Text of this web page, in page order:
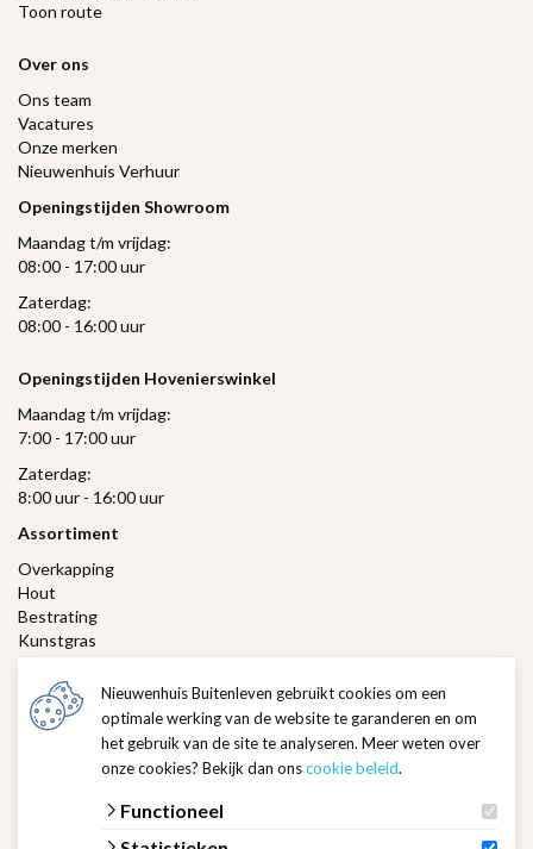
Toon route
Over ons
Ons team
Vacatures
Onze merken
Nieuwenhuis Verhuur
Openingstijden Showroom
Maandag t/m vrijdag:
08:00 - 17:00 uur
Zaterdag:
08:00 - 16:00 uur
Openingstijden Hovenierswinkel
Maandag t/m vrijdag:
7:00 - 17:00 uur
Zaterdag:
8:00 uur - 16:00 uur
Assortiment
Overkapping
Hout
Bestrating
Kunstgras
Verlichting
Hovenierswinkel
Klantenservice
Ik zoek een hovenier
Nieuwenhuis Buitenleven gebruikt cookies om een
optimale werking van de website te garanderen en om
het gebruik van de site te analyseren. Meer weten over
onze cookies? Bekijk dan onscookie beleid.
Functioneel